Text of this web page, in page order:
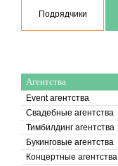
Подрядчики
Агентства
Event агентства
Свадебные агентства
Тимбилдинг агентства
Букинговые агентства
Концертные агентства